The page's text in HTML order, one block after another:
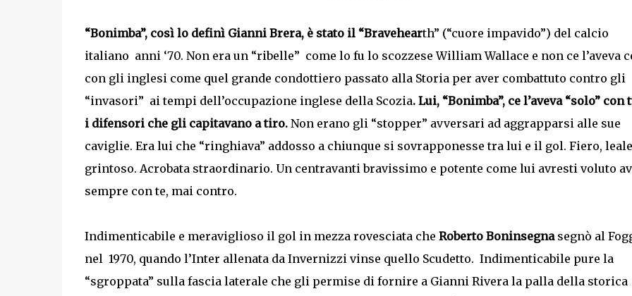
“Bonimba”, così lo definì Gianni Brera, è stato il “Bravehearth” (“cuore impavido”) del calcio
italiano anni ‘70. Non era un “ribelle” come lo fu lo scozzese William Wallace e non ce l’aveva
con gli inglesi come quel grande condottiero passato alla Storia per aver combattuto contro gli
“invasori” ai tempi dell’occupazione inglese della Scozia. Lui, “Bonimba”, ce l’aveva “solo” con
i difensori che gli capitavano a tiro.Non erano gli “stopper” avversari ad aggrapparsi alle sue
caviglie. Era lui che “ringhiava” addosso a chiunque si sovrapponesse tra lui e il gol. Fiero,
grintoso. Acrobata straordinario. Un centravanti bravissimo e potente come lui avresti voluto
sempre con te, mai contro.
Indimenticabile e meraviglioso il gol in mezza rovesciata che Roberto Boninsegnasegnò al
nel 1970, quando l’Inter allenata da Invernizzi vinse quello Scudetto. Indimenticabile pure la
“sgroppata” sulla fascia laterale che gli permise di fornire a Gianni Rivera la palla della storica